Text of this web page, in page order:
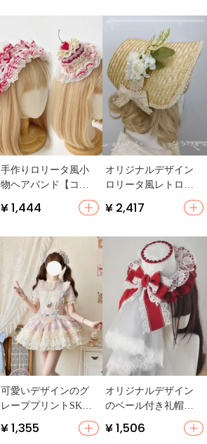
手作りロリータ風小
物ヘアバンド【コラ
ボスタイル・ボンネ
ットタイプ】
¥ 1,444
オリジナルデザイン
ロリータ風レトロボ
ーネット草帽子【UV
カット・和風と洋風
¥ 2,417
可愛いデザインのグ
レーププリントSK
ル・レイヤリング・
¥ 1,355
オリジナルデザイン
のベール付き礼帽
【クリスマス・ロリ
ータスタイル・ヘッ
¥ 1,506